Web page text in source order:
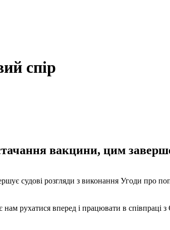
спір
вакцини, цим
судові розгляди з виконання Угоди
рухатися вперед і працювати в